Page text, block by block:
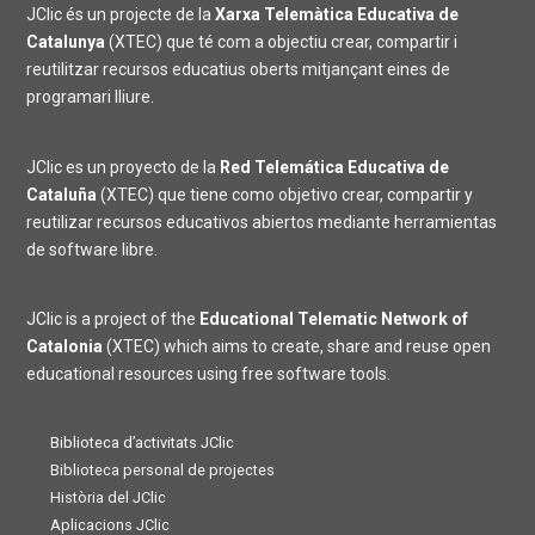
JClic és un projecte de la Xarxa Telemàtica Educativa de
Catalunya (XTEC) que té com a objectiu crear, compartir i
reutilitzar recursos educatius oberts mitjançant eines de
programari lliure.
JClic es un proyecto de la Red Telemática Educativa de
Cataluña (XTEC) que tiene como objetivo crear, compartir y
reutilizar recursos educativos abiertos mediante herramientas
de software libre.
JClic is a project of the Educational Telematic Network of
Catalonia (XTEC) which aims to create, share and reuse open
educational resources using free software tools.
Biblioteca d’activitats JClic
Biblioteca personal de projectes
Història del JClic
Aplicacions JClic